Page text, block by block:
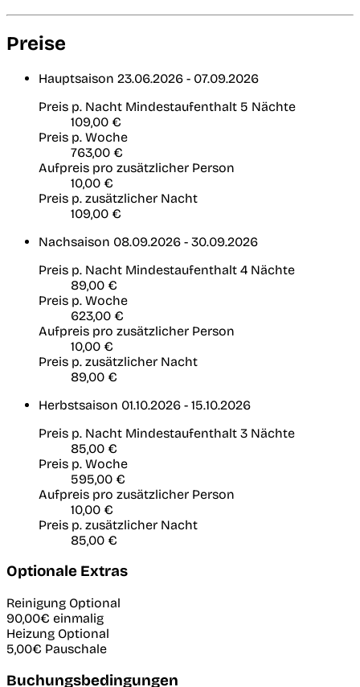
Preise
Hauptsaison 23.06.2026 - 07.09.2026
Preis p. Nacht Mindestaufenthalt 5 Nächte
109,00 €
Preis p. Woche
763,00 €
Aufpreis pro zusätzlicher Person
10,00 €
Preis p. zusätzlicher Nacht
109,00 €
Nachsaison 08.09.2026 - 30.09.2026
Preis p. Nacht Mindestaufenthalt 4 Nächte
89,00 €
Preis p. Woche
623,00 €
Aufpreis pro zusätzlicher Person
10,00 €
Preis p. zusätzlicher Nacht
89,00 €
Herbstsaison 01.10.2026 - 15.10.2026
Preis p. Nacht Mindestaufenthalt 3 Nächte
85,00 €
Preis p. Woche
595,00 €
Aufpreis pro zusätzlicher Person
10,00 €
Preis p. zusätzlicher Nacht
85,00 €
Optionale Extras
Reinigung Optional
90,00€ einmalig
Heizung Optional
5,00€ Pauschale
Buchungsbedingungen